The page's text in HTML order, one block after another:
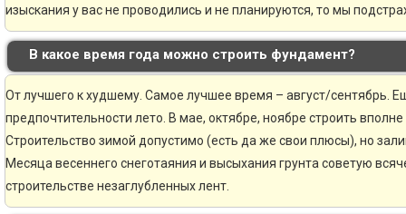
изыскания у вас не проводились и не планируются, то мы
В какое время года можно строить фундамент?
От лучшего к худшему. Самое лучшее время – август/сентябрь.
предпочтительности лето. В мае, октябре, ноябре строить
Строительство зимой допустимо (есть да же свои плюсы), но
Месяца весеннего снеготаяния и высыхания грунта советую
строительстве незаглубленных лент.